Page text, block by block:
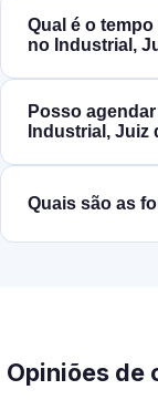
Qual é o
no Industrial,
Posso
Industrial, Juiz
Quais são as
Opiniões de